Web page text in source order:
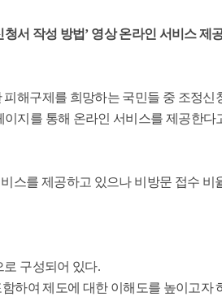
서 작성 방법’ 영상 온라인 서비스 제
해구제를 희망하는 국민들 중 조정
지를 통해 온라인 서비스를 제공한다
를 제공하고 있으나 비방문 접수 비
구성되어 있다.
하여 제도에 대한 이해도를 높이고자